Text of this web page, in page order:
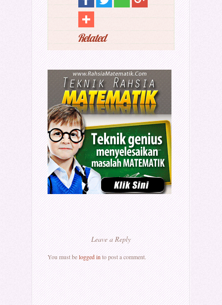
Related
Leave a Reply
You must belogged into post a comment.